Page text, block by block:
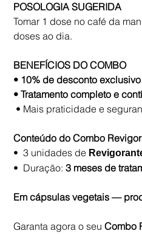
POSOLOGIA SUGERIDA
Tomar 1 dose no café da
doses ao dia.
BENEFÍCIOS DO COMBO
• 10% de desconto exclusivo
• Tratamento completo e
• Mais praticidade e
Conteúdo do Combo
• 3 unidades de
• Duração:3 meses de
Em cápsulas vegetais —
Garanta agora o seuCombo